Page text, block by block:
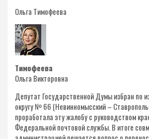
Ольга Тимофеева
Тимофеева
Ольга Викторовна
Депутат Государственной Думы избран по
округу № 66 (Невинномысский –
проработала эту жалобу с руководством
Федеральной почтовой службы. В итоге